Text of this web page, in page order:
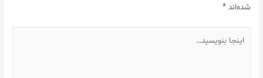
شده‌اند*
بنویسید…